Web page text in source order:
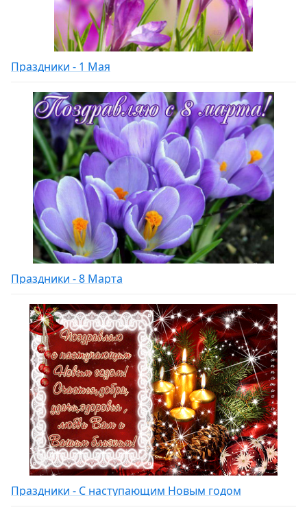
Праздники - 1 Мая
Праздники - 8 Марта
Праздники - С наступающим Новым годом